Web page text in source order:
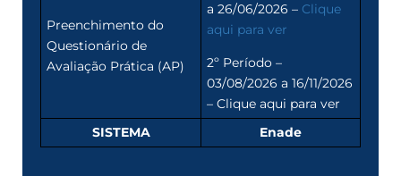
Preenchimento do
Questionário de
Avaliação Prática (AP)
a 26/06/2026 – Clique
aqui para ver
2º Período –
03/08/2026 a 16/11/2026
– Clique aqui para ver
SISTEMA
Enade